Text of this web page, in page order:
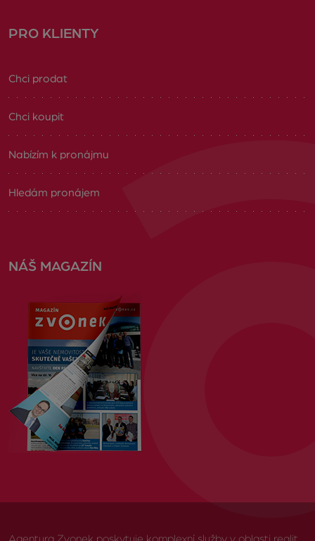
PRO KLIENTY
Chci prodat
Chci koupit
Nabízím k pronájmu
Hledám pronájem
NÁŠ MAGAZÍN
Agentura Zvonek poskytuje komplexní služby v oblasti realit,